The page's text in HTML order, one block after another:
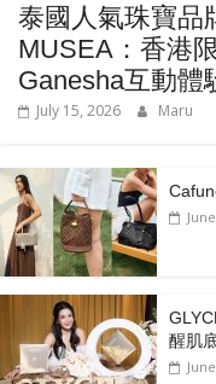
泰國人氣珠寶品
MUSEA：香港
Ganesha互動體
July 15, 2026 Maru
醒肌